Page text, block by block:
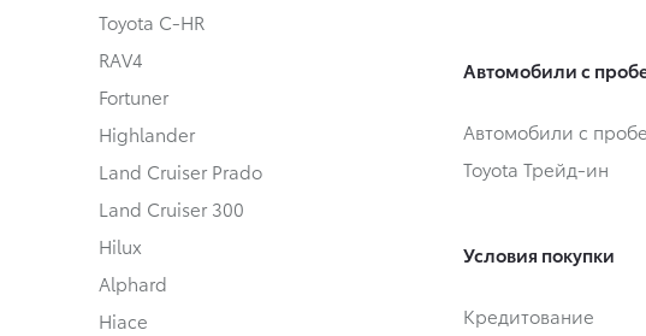
Toyota C-HR
RAV4
Fortuner
Highlander
Land Cruiser Prado
Land Cruiser 300
Hilux
Alphard
Hiace
Автомобили с
Автомобили с
Toyota Трейд-ин
Условия покупки
Кредитование